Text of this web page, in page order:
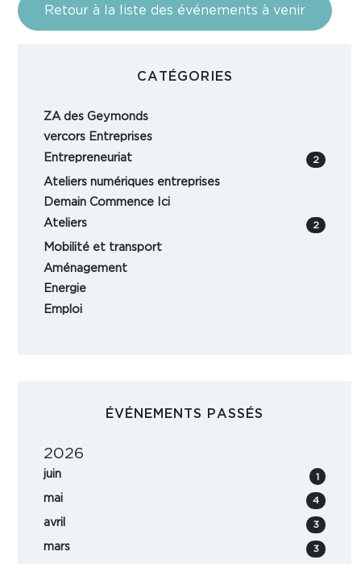
Retour à la liste des événements à venir
CATÉGORIES
ZA des Geymonds
vercors Entreprises
Entrepreneuriat
2
Ateliers numériques entreprises
Demain Commence Ici
Ateliers
2
Mobilité et transport
Aménagement
Energie
Emploi
ÉVÉNEMENTS PASSÉS
2026
juin 1
mai 4
avril 3
mars 3